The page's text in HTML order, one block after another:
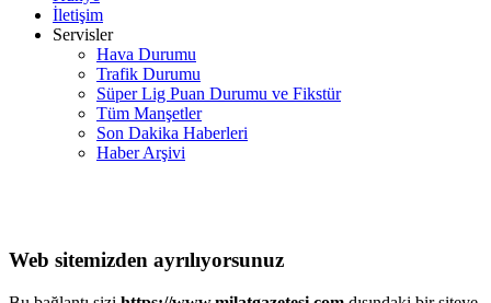
İletişim
Servisler
Hava Durumu
Trafik Durumu
Süper Lig Puan Durumu ve Fikstür
Tüm Manşetler
Son Dakika Haberleri
Haber Arşivi
Web sitemizden ayrılıyorsunuz